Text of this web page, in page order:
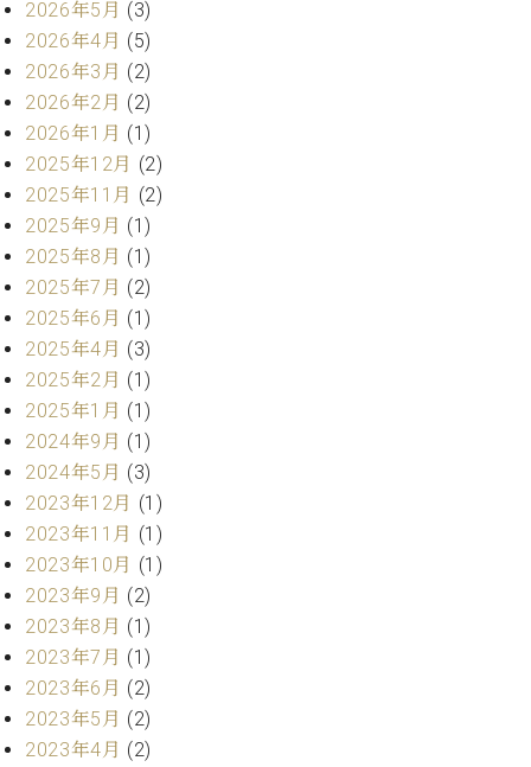
イ
ト
ピ
ア
ノ
C.
ベ
ヒ
シ
ュ
タ
イ
ン
ア
カ
デ
ミ
ー
W.
ホ
フ
マ
ン
プ
ロ
室
ピ
ノ
の
コ
ン
シ
ェ
ジ
ュ
ア
ク
セ
セン
トラ
ム東
京の
ご案
内
お
問
い
合
わ
2026年5月 (3)
2026年4月 (5)
2026年3月 (2)
2026年2月 (2)
2026年1月 (1)
2025年12月 (2)
2025年11月 (2)
2025年9月 (1)
2025年8月 (1)
2025年7月 (2)
2025年6月 (1)
2025年4月 (3)
2025年2月 (1)
2025年1月 (1)
2024年9月 (1)
2024年5月 (3)
2023年12月 (1)
2023年11月 (1)
2023年10月 (1)
2023年9月 (2)
2023年8月 (1)
2023年7月 (1)
2023年6月 (2)
2023年5月 (2)
2023年4月 (2)